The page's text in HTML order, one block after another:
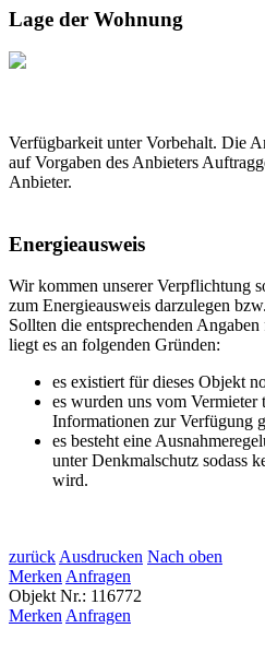
Lage der Wohnung
Verfügbarkeit unter Vorbehalt. Die
auf Vorgaben des Anbieters
Anbieter.
Energieausweis
Wir kommen unserer Verpflichtung
zum Energieausweis darzulegen
Sollten die entsprechenden
liegt es an folgenden Gründen:
es existiert für dieses Objekt
es wurden uns vom
Informationen zur Verfügung
es besteht eine
unter Denkmalschutz sodass
wird.
zurückAusdrucken Nach oben
MerkenAnfragen
Objekt Nr.: 116772
MerkenAnfragen